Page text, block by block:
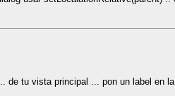
de tu vista principal ... pon un label en